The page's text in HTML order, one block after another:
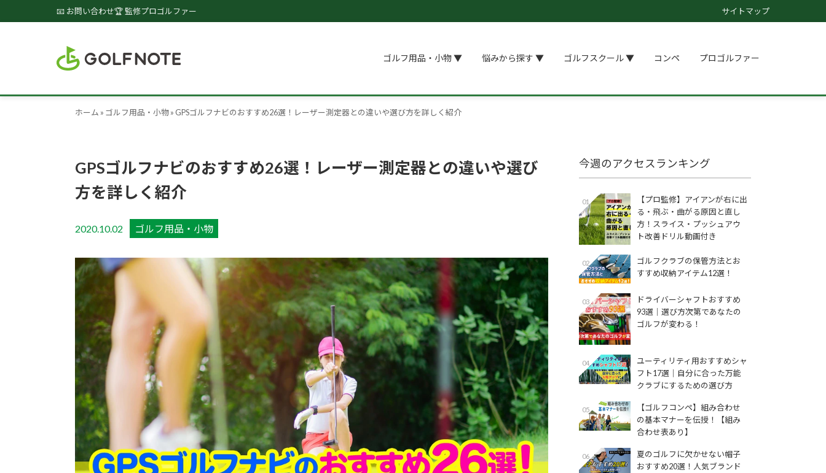
📧 お問い合わせ🏆 監修プロゴルファー サイトマップ
ゴルフ用品・小物 ▼ 悩みから探す ▼ ゴルフスクール ▼ コンペ プロゴルファー
ホーム » ゴルフ用品・小物» GPSゴルフナビのおすすめ26選！レーザー測定器との違いや選び方を詳しく紹介
GPSゴルフナビのおすすめ26選！レーザー測定器との違いや選び
方を詳しく紹介
2020.10.02 ゴルフ用品・小物
今週のアクセスランキング
01
【プロ監修】アイアンが右に出
る・飛ぶ・曲がる原因と直し
方！スライス・プッシュアウ
ト改善ドリル動画付き
02
ゴルフクラブの保管方法とお
すすめ収納アイテム12選！
03
ドライバーシャフトおすすめ
93選│選び方次第であなたの
ゴルフが変わる！
04
ユーティリティ用おすすめシャ
フト17選│自分に合った万能
クラブにするための選び方
05
【ゴルフコンペ】組み合わせ
の基本マナーを伝授！【組み
合わせ表あり】
06
夏のゴルフに欠かせない帽子
おすすめ20選！人気ブランド